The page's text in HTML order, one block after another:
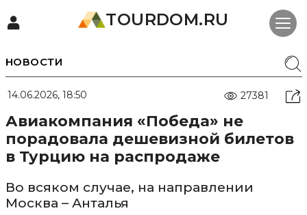
TOURDOM.RU
НОВОСТИ
14.06.2026, 18:50 27381
Авиакомпания «Победа» не
порадовала дешевизной билетов
в Турцию на распродаже
Во всяком случае, на направлении
Москва – Анталья